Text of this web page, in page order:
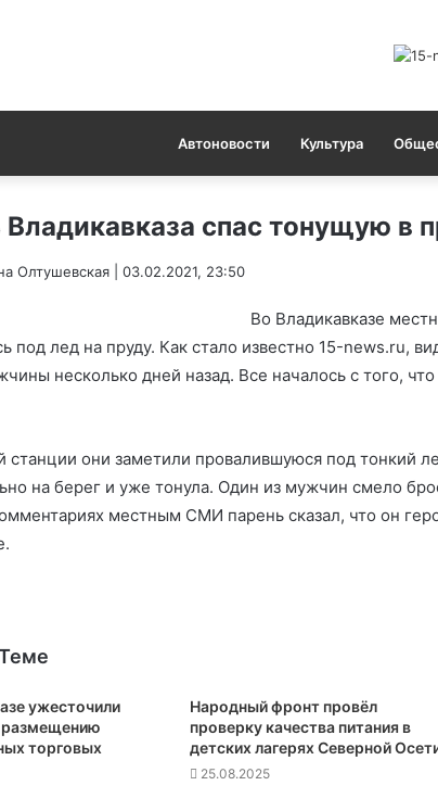
Автоновости Культура
спас тонущую в
Олтушевская | 03.02.2021, 23:50
Во Владикавказе
под лед на пруду. Как стало известно 15-news.ru,
несколько дней назад. Все началось с того,
станции они заметили провалившуюся под тонкий
на берег и уже тонула. Один из мужчин смело
местным СМИ парень сказал, что он
ужесточили
размещению
торговых
Народный фронт провёл
проверку качества питания в
детских лагерях Северной
25.08.2025